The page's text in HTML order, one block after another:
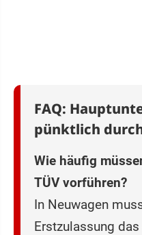
FAQ:
pünktlich
Wie häufig
TÜV vorführen?
In Neuwagen
Erstzulassung